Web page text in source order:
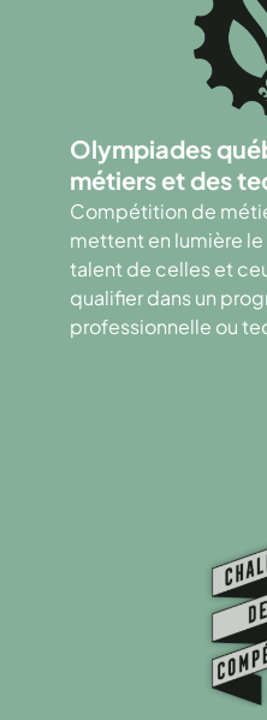
Olympiades
métiers et des
Compétition de
mettent en lumière
talent de celles et
qualifier dans un
professionnelle ou